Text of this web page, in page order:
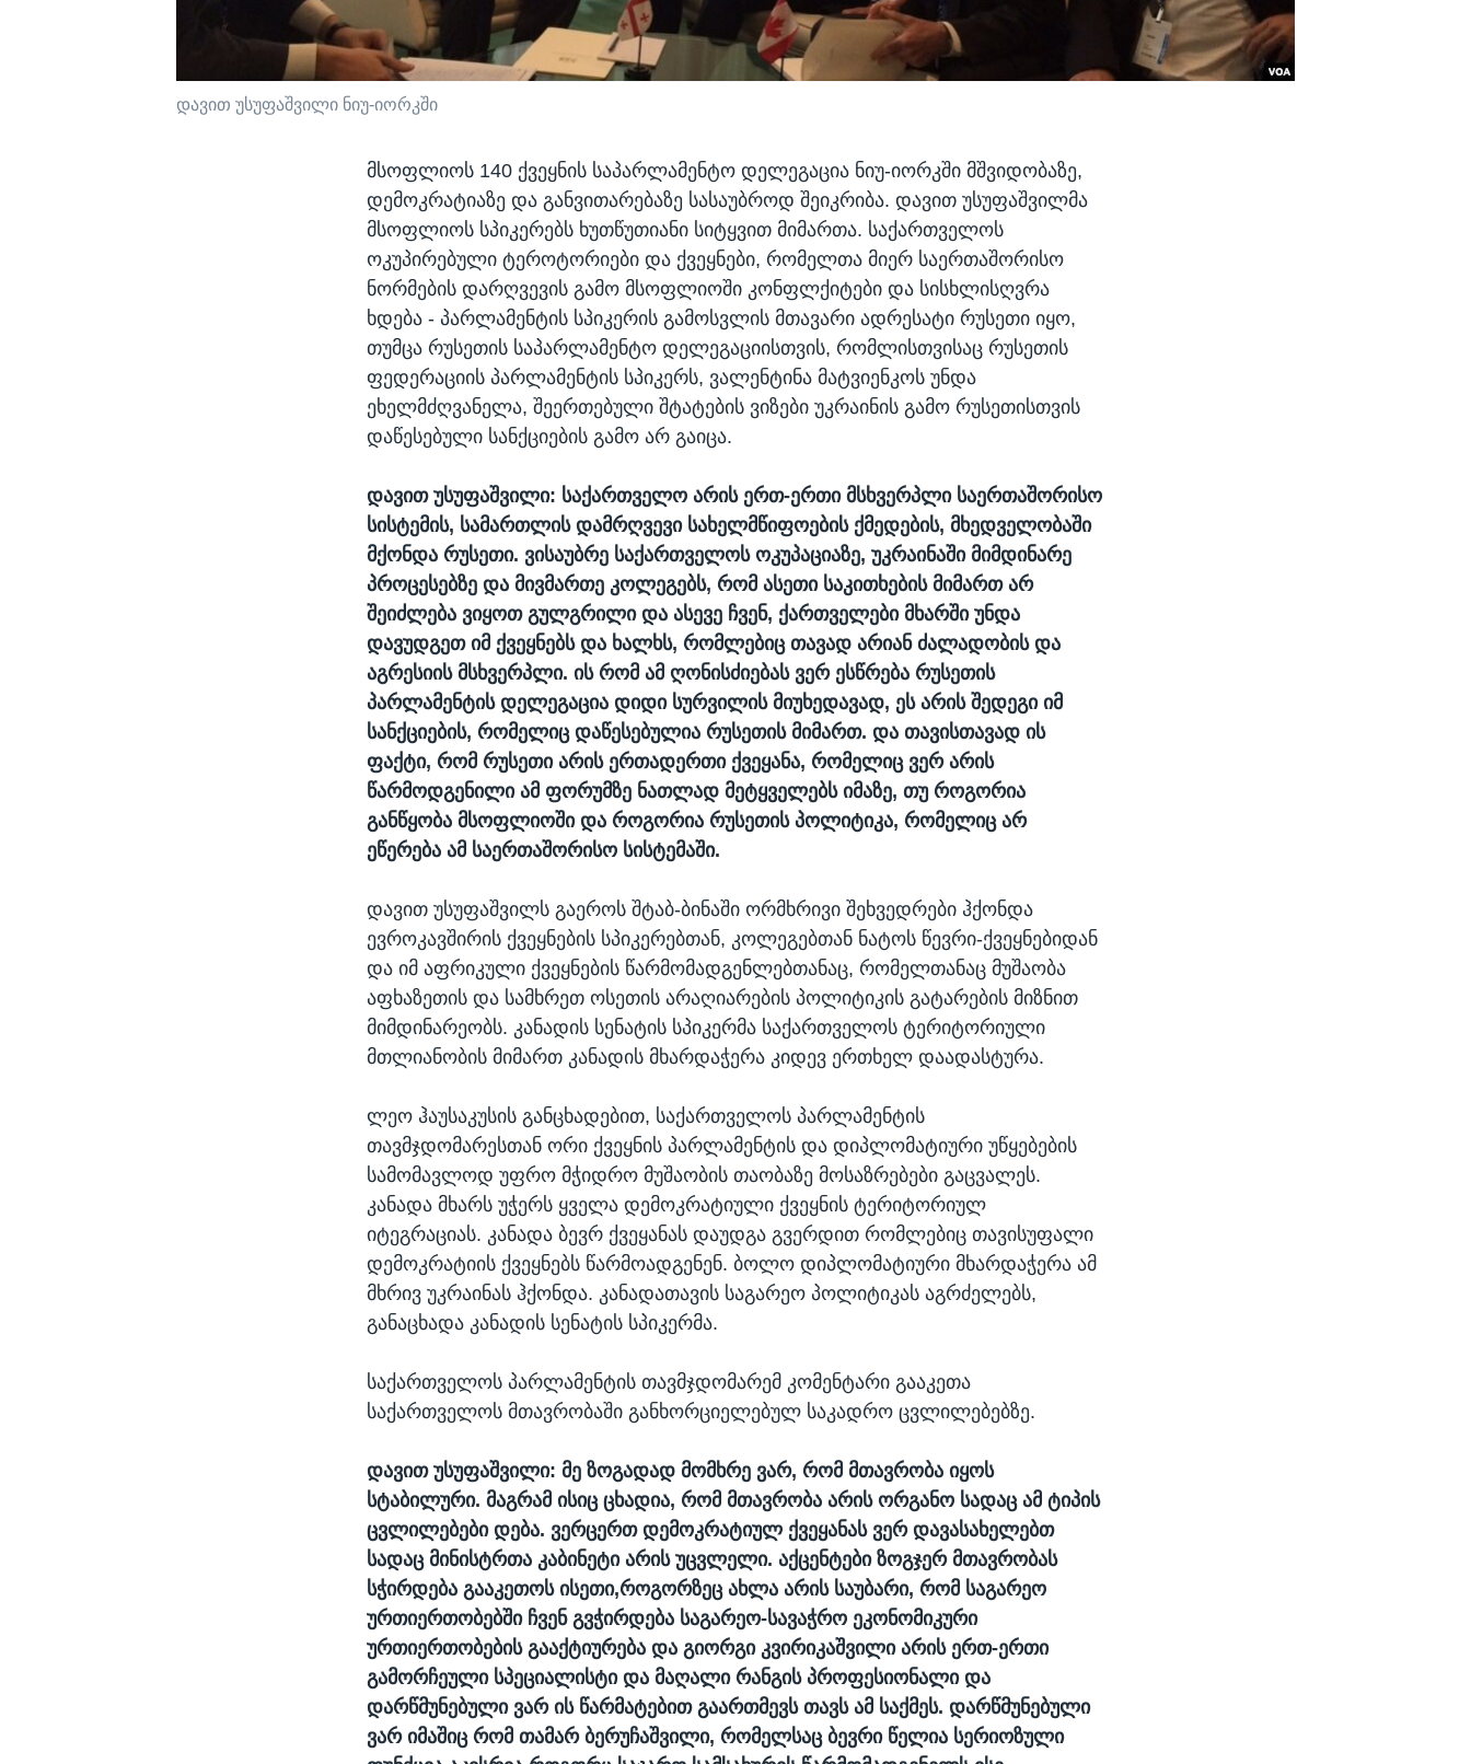
დავით უსუფაშვილი ნიუ-იორკში
მსოფლიოს 140 ქვეყნის საპარლამენტო დელეგაცია ნიუ-იორკში მშვიდობაზე,
დემოკრატიაზე და განვითარებაზე სასაუბროდ შეიკრიბა. დავით უსუფაშვილმა
მსოფლიოს სპიკერებს ხუთწუთიანი სიტყვით მიმართა. საქართველოს
ოკუპირებული ტეროტორიები და ქვეყნები, რომელთა მიერ საერთაშორისო
ნორმების დარღვევის გამო მსოფლიოში კონფლქიტები და სისხლისღვრა
ხდება - პარლამენტის სპიკერის გამოსვლის მთავარი ადრესატი რუსეთი იყო,
თუმცა რუსეთის საპარლამენტო დელეგაციისთვის, რომლისთვისაც რუსეთის
ფედერაციის პარლამენტის სპიკერს, ვალენტინა მატვიენკოს უნდა
ეხელმძღვანელა, შეერთებული შტატების ვიზები უკრაინის გამო რუსეთისთვის
დაწესებული სანქციების გამო არ გაიცა.
დავით უსუფაშვილი: საქართველო არის ერთ-ერთი მსხვერპლი საერთაშორისო
სისტემის, სამართლის დამრღვევი სახელმწიფოების ქმედების, მხედველობაში
მქონდა რუსეთი. ვისაუბრე საქართველოს ოკუპაციაზე, უკრაინაში მიმდინარე
პროცესებზე და მივმართე კოლეგებს, რომ ასეთი საკითხების მიმართ არ
შეიძლება ვიყოთ გულგრილი და ასევე ჩვენ, ქართველები მხარში უნდა
დავუდგეთ იმ ქვეყნებს და ხალხს, რომლებიც თავად არიან ძალადობის და
აგრესიის მსხვერპლი. ის რომ ამ ღონისძიებას ვერ ესწრება რუსეთის
პარლამენტის დელეგაცია დიდი სურვილის მიუხედავად, ეს არის შედეგი იმ
სანქციების, რომელიც დაწესებულია რუსეთის მიმართ. და თავისთავად ის
ფაქტი, რომ რუსეთი არის ერთადერთი ქვეყანა, რომელიც ვერ არის
წარმოდგენილი ამ ფორუმზე ნათლად მეტყველებს იმაზე, თუ როგორია
განწყობა მსოფლიოში და როგორია რუსეთის პოლიტიკა, რომელიც არ
ეწერება ამ საერთაშორისო სისტემაში.
დავით უსუფაშვილს გაეროს შტაბ-ბინაში ორმხრივი შეხვედრები ჰქონდა
ევროკავშირის ქვეყნების სპიკერებთან, კოლეგებთან ნატოს წევრი-ქვეყნებიდან
და იმ აფრიკული ქვეყნების წარმომადგენლებთანაც, რომელთანაც მუშაობა
აფხაზეთის და სამხრეთ ოსეთის არაღიარების პოლიტიკის გატარების მიზნით
მიმდინარეობს. კანადის სენატის სპიკერმა საქართველოს ტერიტორიული
მთლიანობის მიმართ კანადის მხარდაჭერა კიდევ ერთხელ დაადასტურა.
ლეო ჰაუსაკუსის განცხადებით, საქართველოს პარლამენტის
თავმჯდომარესთან ორი ქვეყნის პარლამენტის და დიპლომატიური უწყებების
სამომავლოდ უფრო მჭიდრო მუშაობის თაობაზე მოსაზრებები გაცვალეს.
კანადა მხარს უჭერს ყველა დემოკრატიული ქვეყნის ტერიტორიულ
იტეგრაციას. კანადა ბევრ ქვეყანას დაუდგა გვერდით რომლებიც თავისუფალი
დემოკრატიის ქვეყნებს წარმოადგენენ. ბოლო დიპლომატიური მხარდაჭერა ამ
მხრივ უკრაინას ჰქონდა. კანადათავის საგარეო პოლიტიკას აგრძელებს,
განაცხადა კანადის სენატის სპიკერმა.
საქართველოს პარლამენტის თავმჯდომარემ კომენტარი გააკეთა
საქართველოს მთავრობაში განხორციელებულ საკადრო ცვლილებებზე.
დავით უსუფაშვილი: მე ზოგადად მომხრე ვარ, რომ მთავრობა იყოს
სტაბილური. მაგრამ ისიც ცხადია, რომ მთავრობა არის ორგანო სადაც ამ ტიპის
ცვლილებები დება. ვერცერთ დემოკრატიულ ქვეყანას ვერ დავასახელებთ
სადაც მინისტრთა კაბინეტი არის უცვლელი. აქცენტები ზოგჯერ მთავრობას
სჭირდება გააკეთოს ისეთი,როგორზეც ახლა არის საუბარი, რომ საგარეო
ურთიერთობებში ჩვენ გვჭირდება საგარეო-სავაჭრო ეკონომიკური
ურთიერთობების გააქტიურება და გიორგი კვირიკაშვილი არის ერთ-ერთი
გამორჩეული სპეციალისტი და მაღალი რანგის პროფესიონალი და
დარწმუნებული ვარ ის წარმატებით გაართმევს თავს ამ საქმეს. დარწმუნებული
ვარ იმაშიც რომ თამარ ბერუჩაშვილი, რომელსაც ბევრი წელია სერიოზული